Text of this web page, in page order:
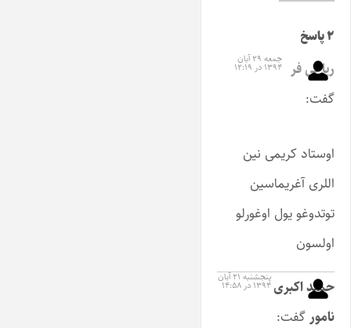
۲ پاسخ
ریاحی فر
گفت:
جمعه ۲۹ آبان
۱۳۹۴ در ۱۲:۱۹
اوستاد کریمی نین
اللری آغریماسین
توتدوغو یول اوغورلو
اولسون
حمید اکبری
نامور گفت:
پنجشنبه ۲۱ آبان
۱۳۹۴ در ۱۴:۵۸